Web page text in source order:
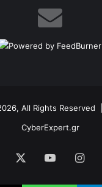
All Rights Reserved |
CyberExpert.gr
YouTube